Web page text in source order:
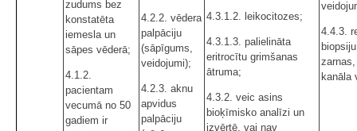
zudums bez
konstatēta
iemesla un
sāpes vēderā;
4.1.2.
pacientam
vecumā no 50
gadiem ir
4.2.2. vēdera
palpāciju
(sāpīgums,
veidojumi);
4.2.3. aknu
apvidus
palpāciju
4.3.1.2. leikocitozes;
4.3.1.3. palielināta
eritrocītu grimšanas
ātruma;
4.3.2. veic asins
bioķīmisko analīzi un
izvērtē, vai nav
4.4.3.
kanāla